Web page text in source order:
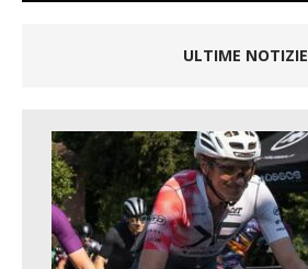
ULTIME NOTIZIE